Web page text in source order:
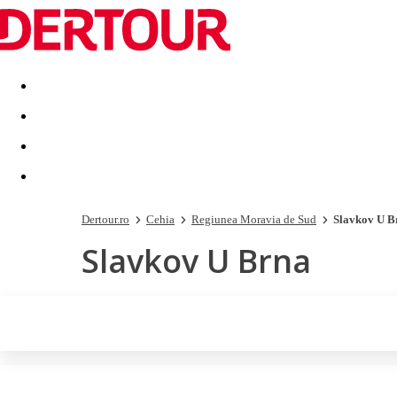
Destinatii Vacanta perfecta OFERTE DE NERATAT
Dertour.ro Cehia Regiunea Moravia de Sud Slavkov U
Slavkov U Brna